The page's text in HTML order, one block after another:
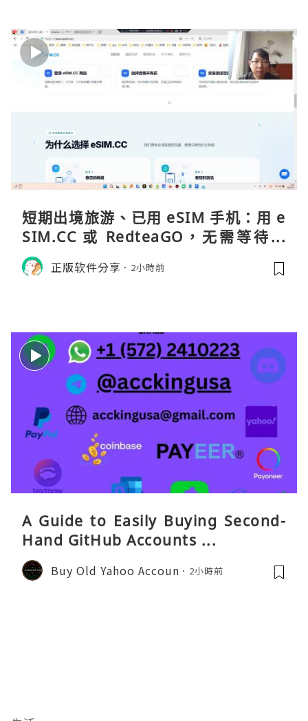
短期出境旅游、已用 eSIM 手机：用 e
SIM.CC 或 RedteaGO，无需等待收
货。需要“当地号码 + 通话短信”（如
打车、外卖、客户联络）：优先 Redt
正版软件分享 2小時前
A Guide to Easily Buying Second-
Hand GitHub Accounts ...
Buy Old Yahoo Accoun 2小時前